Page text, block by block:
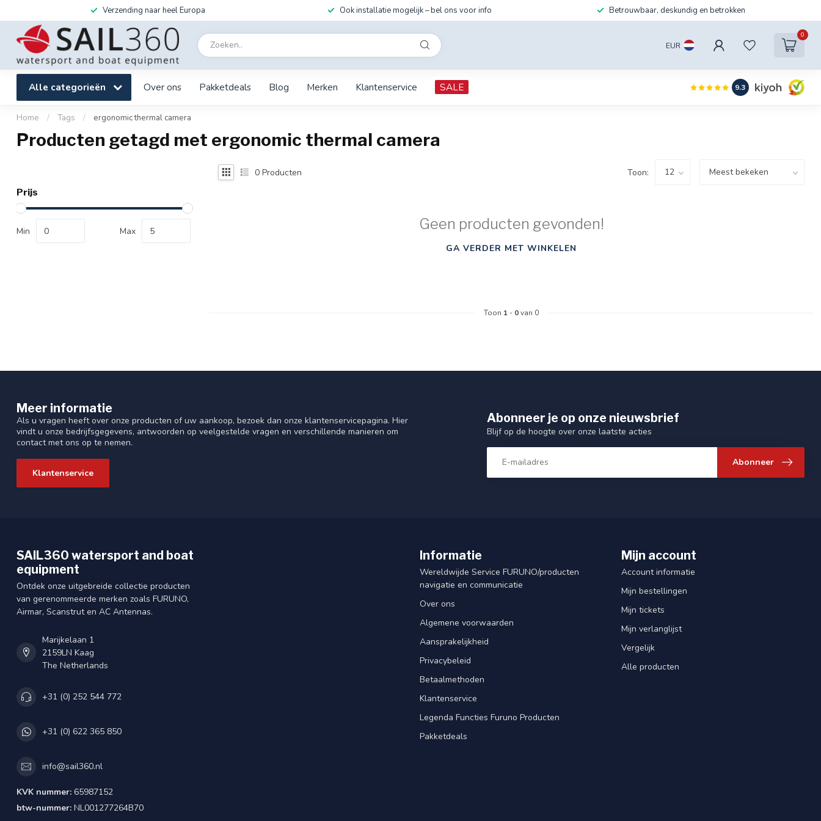
Verzending naar heel Europa Ook installatie mogelijk – bel ons voor info Betrouwbaar, deskundig en betrokken
EUR
0
Alle categorieën Over ons Pakketdeals Blog Merken Klantenservice SALE 9.3
Home / Tags / ergonomic thermal camera
Producten getagd met ergonomic thermal camera
Prijs
Min Max
0 Producten Toon:
Geen producten gevonden!
GA VERDER MET WINKELEN
Toon 1 - 0van 0
Meer informatie
Als u vragen heeft over onze producten of uw aankoop, bezoek dan onze klantenservicepagina. Hier
vindt u onze bedrijfsgegevens, antwoorden op veelgestelde vragen en verschillende manieren om
contact met ons op te nemen.
Klantenservice
Abonneer je op onze nieuwsbrief
Blijf op de hoogte over onze laatste acties
Abonneer
SAIL360 watersport and boat
equipment
Ontdek onze uitgebreide collectie producten
van gerenommeerde merken zoals FURUNO,
Airmar, Scanstrut en AC Antennas.
Marijkelaan 1
2159LN Kaag
The Netherlands
+31 (0) 252 544 772
+31 (0) 622 365 850
info@sail360.nl
KVK nummer: 65987152
btw-nummer: NL001277264B70
Informatie
Wereldwijde Service FURUNO/producten
navigatie en communicatie
Over ons
Algemene voorwaarden
Aansprakelijkheid
Privacybeleid
Betaalmethoden
Klantenservice
Legenda Functies Furuno Producten
Pakketdeals
Mijn account
Account informatie
Mijn bestellingen
Mijn tickets
Mijn verlanglijst
Vergelijk
Alle producten